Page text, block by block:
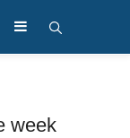
week